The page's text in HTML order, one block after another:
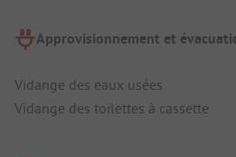
Approvisionnement et
Vidange des eaux usées
Vidange des toilettes à cassette